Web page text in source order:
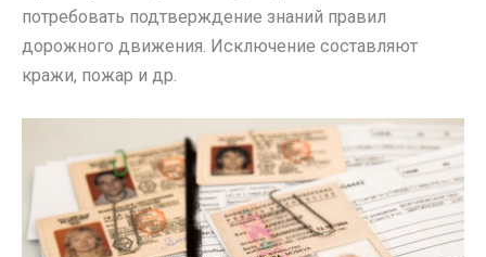
потребовать подтверждение знаний правил
дорожного движения. Исключение составляют
кражи, пожар и др.